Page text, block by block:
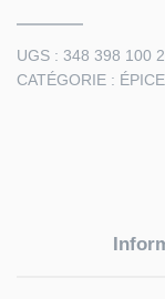
UGS : 348 398 100
CATÉGORIE :